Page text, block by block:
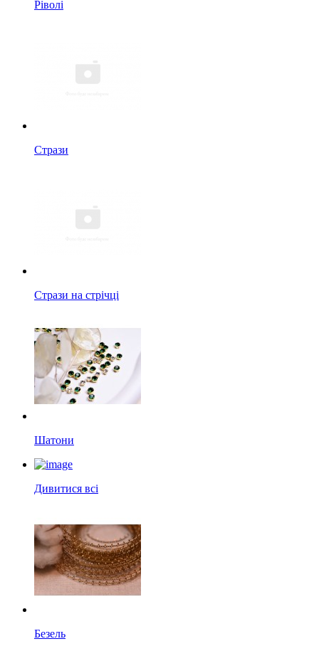
Ріволі
Стрази
Стрази на стрічці
Шатони
Дивитися всі
Безель